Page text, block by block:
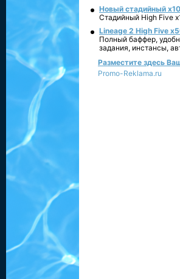
Новый стадийный
Стадийный High Five
Lineage 2 High Five
Полный баффер,
задания, инстансы,
Разместите здесь
Promo-Reklama.ru